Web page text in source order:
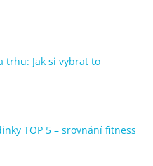
trhu: Jak si vybrat to
TOP 5 – srovnání fitness